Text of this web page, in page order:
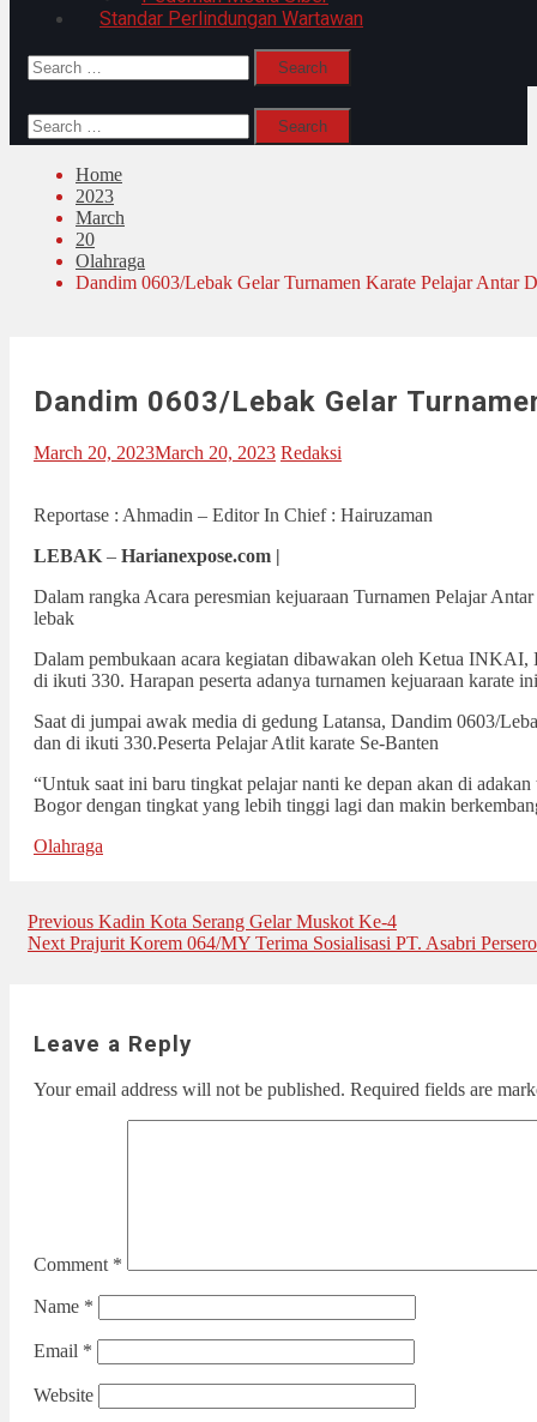
Standar Perlindungan Wartawan
Search
for:
Search
for:
Home
2023
March
20
Olahraga
Dandim 0603/Lebak Gelar Turnamen Karate Pelajar Antar
Dandim 0603/Lebak Gelar
March 20, 2023March 20, 2023 Redaksi
Reportase : Ahmadin – Editor In Chief : Hairuzaman
LEBAK – Harianexpose.com |
Dalam rangka Acara peresmian kejuaraan Turnamen Pelajar
lebak
Dalam pembukaan acara kegiatan dibawakan oleh Ketua
di ikuti 330. Harapan peserta adanya turnamen kejuaraan karate
Saat di jumpai awak media di gedung Latansa, Dandim 0603/
dan di ikuti 330.Peserta Pelajar Atlit karate Se-Banten
“Untuk saat ini baru tingkat pelajar nanti ke depan akan di
Bogor dengan tingkat yang lebih tinggi lagi dan makin
Olahraga
Post
navigation
Previous Previous
post:
Kadin Kota Serang Gelar Muskot Ke-4
Next Next
Prajurit Korem 064/MY Terima Sosialisasi PT. Asabri
Leave a Reply
Your email address will not be published. Required fields are
Comment *
Name *
Email *
Website